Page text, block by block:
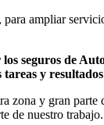
ampliar
seguros de
y
zona y gran parte
de nuestro trabajo.